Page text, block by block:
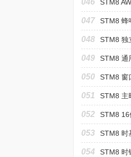
046 STM8
047 STM8 蜂
048 STM8 独
049 STM8 通
050 STM8 窗
051 STM8 主
052 STM8 16
053 STM8 时
054 STM8 时